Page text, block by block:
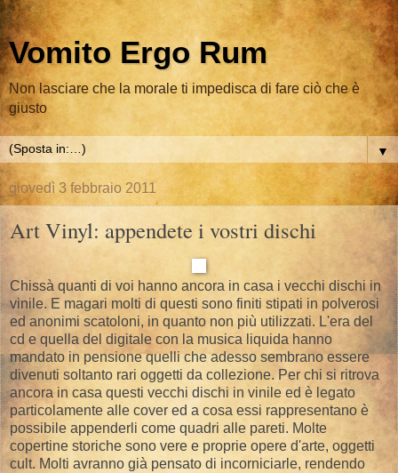
Vomito Ergo Rum
Non lasciare che la morale ti impedisca di fare ciò che è
giusto
▼
giovedì 3 febbraio 2011
Art Vinyl: appendete i vostri dischi
Chissà quanti di voi hanno ancora in casa i vecchi dischi in
vinile. E magari molti di questi sono finiti stipati in polverosi
ed anonimi scatoloni, in quanto non più utilizzati. L'era del
cd e quella del digitale con la musica liquida hanno
mandato in pensione quelli che adesso sembrano essere
divenuti soltanto rari oggetti da collezione. Per chi si ritrova
ancora in casa questi vecchi dischi in vinile ed è legato
particolamente alle cover ed a cosa essi rappresentano è
possibile appenderli come quadri alle pareti. Molte
copertine storiche sono vere e proprie opere d'arte, oggetti
cult. Molti avranno già pensato di incorniciarle, rendendo